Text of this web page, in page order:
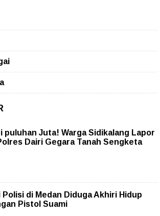
puluhan Juta! Warga Sidikalang Lapor
Dairi Gegara Tanah Sengketa
Polisi di Medan Diduga Akhiri Hidup
Pistol Suami